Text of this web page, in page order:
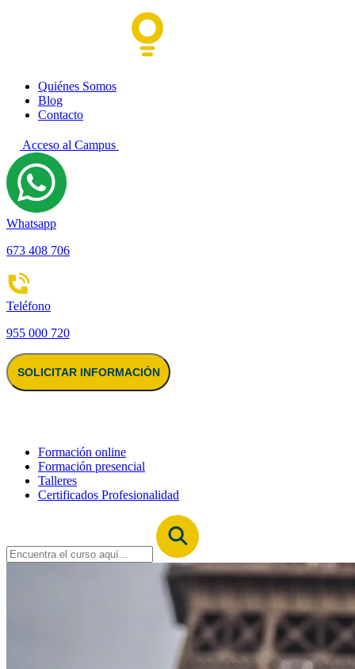
Quiénes Somos
Blog
Contacto
Acceso al Campus
Whatsapp
673 408 706
Teléfono
955 000 720
SOLICITAR INFORMACIÓN
Formación online
Formación presencial
Talleres
Certificados Profesionalidad